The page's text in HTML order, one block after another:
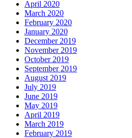
April 2020
March 2020
February 2020
January 2020
December 2019
November 2019
October 2019
September 2019
August 2019
July 2019
June 2019
May 2019
April 2019
March 2019
February 2019